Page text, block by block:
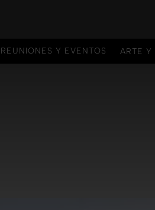
REUNIONES Y EVENTOS
REUNIONES Y EVENTOS
ARTE Y